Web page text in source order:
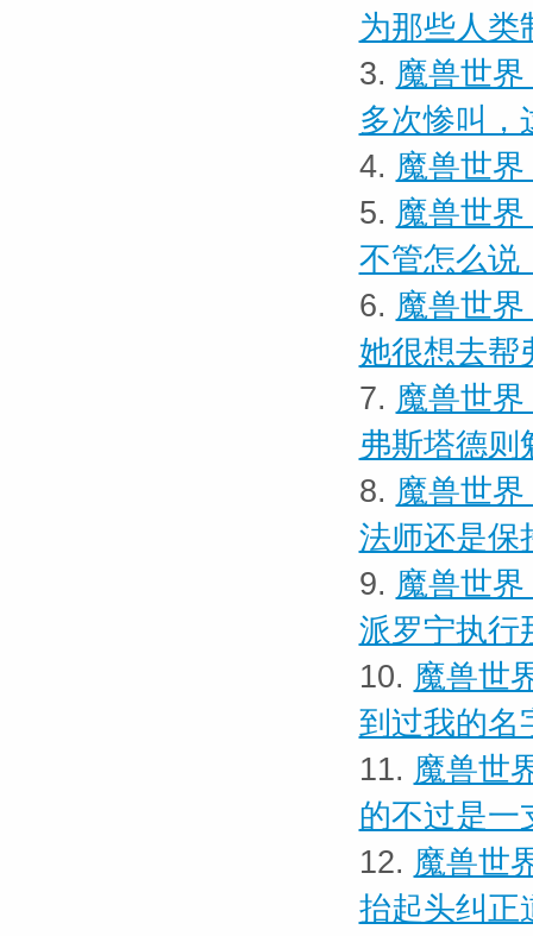
为那些人类
3. 魔兽世
多次惨叫，
4. 魔兽世界
5. 魔兽世
不管怎么说
6. 魔兽世
她很想去帮
7. 魔兽世
弗斯塔德则
8. 魔兽世
法师还是保
9. 魔兽世
派罗宁执行
10. 魔兽世
到过我的名
11. 魔兽世
的不过是一
12. 魔兽世
抬起头纠正